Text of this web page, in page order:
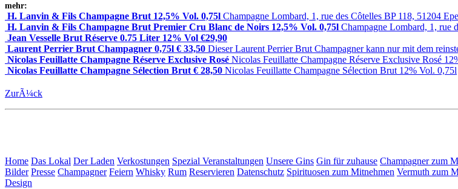
mehr:
H. Lanvin & Fils Champagne Brut 12,5% Vol. 0,75l Champagne Lombard, 1, rue des Côtelles BP 118, 51204
H. Lanvin & Fils Champagne Brut Premier Cru Blanc de Noirs 12,5% Vol. 0,75l Champagne Lombard, 1, rue
Jean Vesselle Brut Réserve 0.75 Liter 12% Vol €29,90
Laurent Perrier Brut Champagner 0,75l € 33,50 Dieser Laurent Perrier Brut Champagner kann nur mit dem
Nicolas Feuillatte Champagne Réserve Exclusive Rosé Nicolas Feuillatte Champagne Réserve Exclusive Rosé
Nicolas Feuillatte Champagne Sélection Brut € 28,50 Nicolas Feuillatte Champagne Sélection Brut 12% Vol. 0,75l
ZurÃ¼ck
Home Das Lokal Der Laden Verkostungen Spezial Veranstaltungen Unsere Gins Gin für zuhause Champagner zum
Bilder Presse Champagner Feiern Whisky Rum Reservieren Datenschutz Spirituosen zum Mitnehmen Vermuth zum
Design